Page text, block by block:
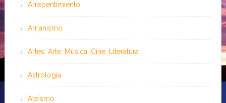
Arrepentimiento
Arrianismo
Artes: Arte, Música, Cine, Literatura
Astrología
Ateísmo